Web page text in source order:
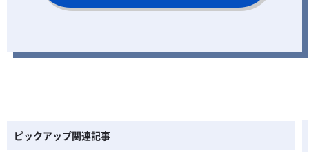
ピックアップ関連記事